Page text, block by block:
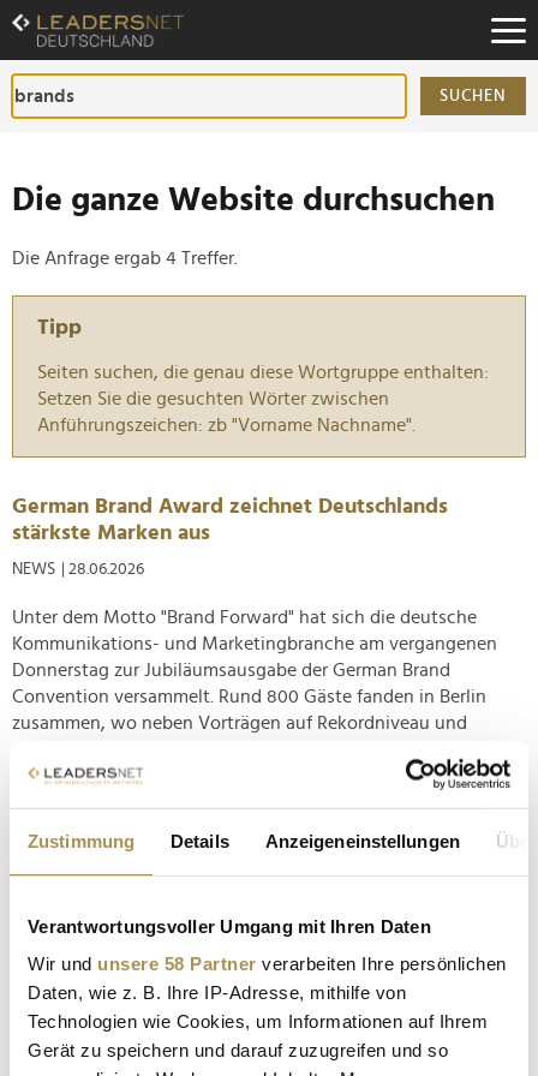
Zustimmung Details Anzeigeneinstellungen
Verantwortungsvoller Umgang mit Ihren Daten
Wir und unsere 58 Partner verarbeiten Ihre persönlichen
Daten, wie z. B. Ihre IP-Adresse, mithilfe von
Technologien wie Cookies, um Informationen auf Ihrem
Gerät zu speichern und darauf zuzugreifen und so
Zum
Inhalt
Zur
Fußzeilen-
Navigation
SUCHEN
Die ganze Website durchsuchen
Die Anfrage ergab 4 Treffer.
Tipp
Seiten suchen, die genau diese Wortgruppe enthalten:
Setzen Sie die gesuchten Wörter zwischen
Anführungszeichen: zb "Vorname Nachname".
German Brand Award zeichnet Deutschlands
stärkste Marken aus
NEWS | 28.06.2026
Unter dem Motto "Brand Forward" hat sich die deutsche
Kommunikations- und Marketingbranche am vergangenen
Donnerstag zur Jubiläumsausgabe der German Brand
Convention versammelt. Rund 800 Gäste fanden in Berlin
zusammen, wo neben Vorträgen auf Rekordniveau und
Media-Partnerschaft
Zwei Branchenschwergewichte bündeln ihre Kräfte: Das
internationale Agenturnetzwerk dentsu und die auf KI-
gestützte Werbetechnologie spezialisierte Plattform Criteo
starten eine umfassende Commerce-Media-Partnerschaft.
Oberstes Ziel ist es, dentsu-Kunden weltweit Zugang zu